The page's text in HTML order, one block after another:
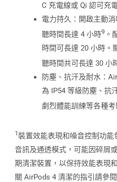
C 充電線或 Qi 認可充
電力持久：開啟主動
聽時間長達 4 小時9 。
時間可長達 20 小時。
聽時間共可長達 30 小
防塵、抗汗及耐水：
為 IP54 等級防塵、抗
劇烈體能訓練等各種
1裝置效能表現和噪音控制功
音訊及通透模式，可能因碎屑
期清潔裝置，以保持效能表現
關 AirPods 4 清潔的指引請參閱